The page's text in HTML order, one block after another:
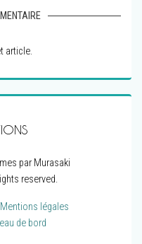
article.
par Murasaki
reserved.
Mentions légales
de bord